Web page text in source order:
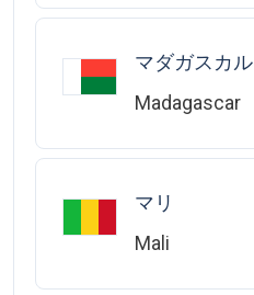
マダガスカル
Madagascar
マリ
Mali